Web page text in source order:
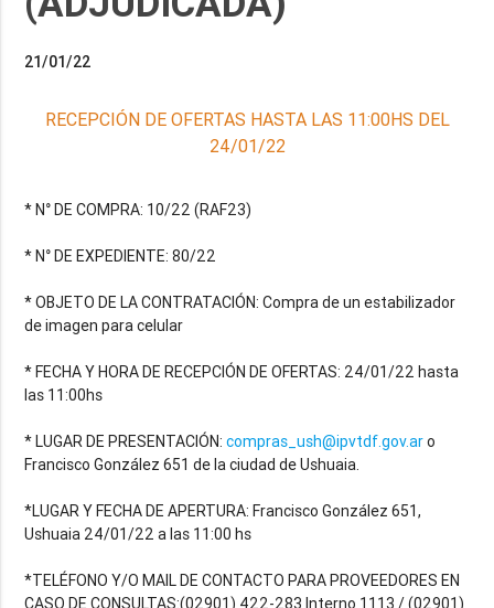
21/01/22
RECEPCIÓN DE OFERTAS HASTA LAS 11:00HS DEL
24/01/22
* N° DE COMPRA: 10/22 (RAF23)
* N° DE EXPEDIENTE: 80/22
* OBJETO DE LA CONTRATACIÓN: Compra de un estabilizador
de imagen para celular
* FECHA Y HORA DE RECEPCIÓN DE OFERTAS: 24/01/22 hasta
las 11:00hs
* LUGAR DE PRESENTACIÓN:compras_ush@ipvtdf.gov.aro
Francisco González 651 de la ciudad de Ushuaia.
*LUGAR Y FECHA DE APERTURA: Francisco González 651,
Ushuaia 24/01/22 a las 11:00 hs
*TELÉFONO Y/O MAIL DE CONTACTO PARA PROVEEDORES EN
CASO DE CONSULTAS:(02901) 422-283 Interno 1113 / (02901)